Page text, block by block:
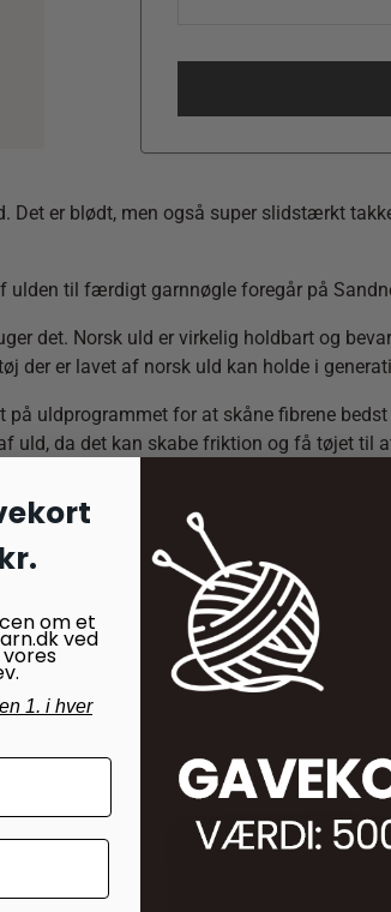
Det er blødt, men også super slidstærkt
til færdigt garnnøgle foregår på
det. Norsk uld er virkelig holdbart og
der er lavet af norsk uld kan holde i
uldprogrammet for at skåne fibrene
uld, da det kan skabe friktion og få tøjet til
om et
ved
1. i hver